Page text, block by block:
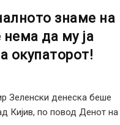
знаме на
да му ја
окупаторот!
Зеленски денеска беше
Кијив, по повод Денот на